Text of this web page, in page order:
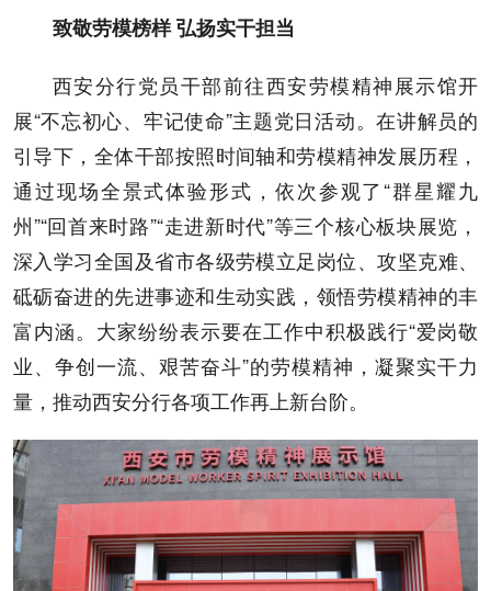
致敬劳模榜样 弘扬实干担当
西安分行党员干部前往西安劳模精神展示馆开
展“不忘初心、牢记使命”主题党日活动。在讲解员的
引导下，全体干部按照时间轴和劳模精神发展历程，
通过现场全景式体验形式，依次参观了“群星耀九
州”“回首来时路”“走进新时代”等三个核心板块展览，
深入学习全国及省市各级劳模立足岗位、攻坚克难、
砥砺奋进的先进事迹和生动实践，领悟劳模精神的丰
富内涵。大家纷纷表示要在工作中积极践行“爱岗敬
业、争创一流、艰苦奋斗”的劳模精神，凝聚实干力
量，推动西安分行各项工作再上新台阶。